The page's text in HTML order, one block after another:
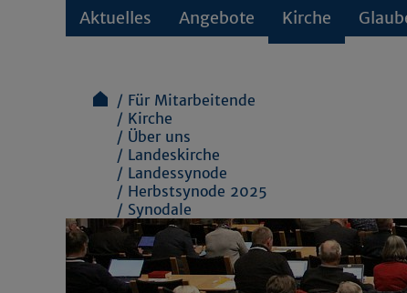
Aktuelles Angebote Kirche
Für Mitarbeitende
Kirche
Über uns
Landeskirche
Landessynode
Herbstsynode 2025
Synodale